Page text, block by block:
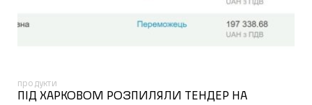
продукти
ПІД ХАРКОВОМ РОЗПИЛЯЛИ ТЕНДЕР НА